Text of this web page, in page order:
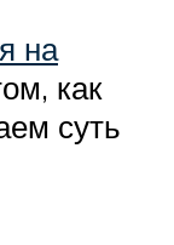
на
как
суть